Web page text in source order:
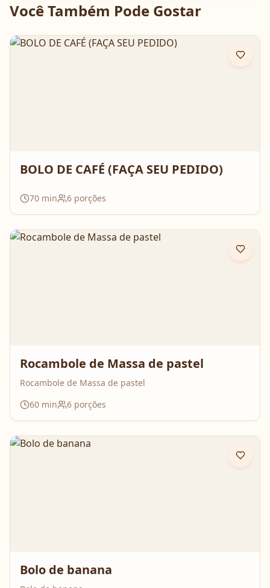
Você Também Pode Gostar
BOLO DE CAFÉ (FAÇA SEU PEDIDO)
70 min 6 porções
Rocambole de Massa de pastel
Rocambole de Massa de pastel
60 min 6 porções
Bolo de banana